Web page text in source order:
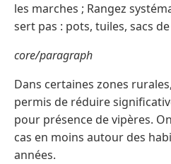
les marches ; Rangez
sert pas : pots, tuiles, sacs
core/paragraph
Dans certaines zones
permis de réduire
pour présence de vipères.
cas en moins autour des
années.